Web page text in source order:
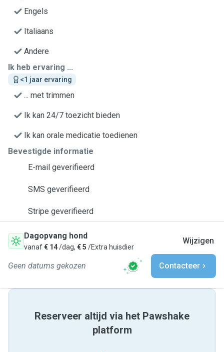
Engels
Italiaans
Andere
Ik heb ervaring ...
<1 jaar ervaring
... met trimmen
Ik kan 24/7 toezicht bieden
Ik kan orale medicatie toedienen
Bevestigde informatie
E-mail geverifieerd
SMS geverifieerd
Stripe geverifieerd
Dagopvang hond
vanaf€ 14/dag, € 5 /Extra huisdier
Wijzigen
Geen datums gekozen Contacteer
Reserveer altijd via het Pawshake
platform